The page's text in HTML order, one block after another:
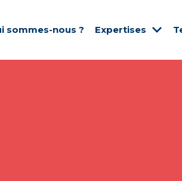
sommes-nous ? Expertises